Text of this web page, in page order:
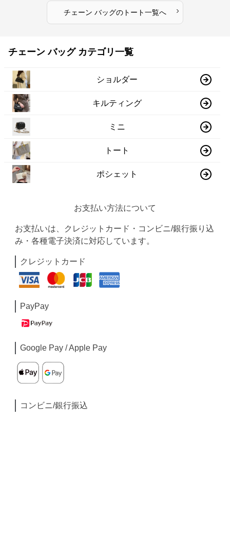
チェーン バッグのトート一覧へ ›
チェーン バッグ カテゴリ一覧
ショルダー
キルティング
ミニ
トート
ポシェット
お支払い方法について
お支払いは、クレジットカード・コンビニ/銀行振り込
み・各種電子決済に対応しています。
クレジットカード
PayPay
Google Pay / Apple Pay
コンビニ/銀行振込